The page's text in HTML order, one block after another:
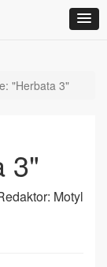
"Herbata 3"
3"
Motyl